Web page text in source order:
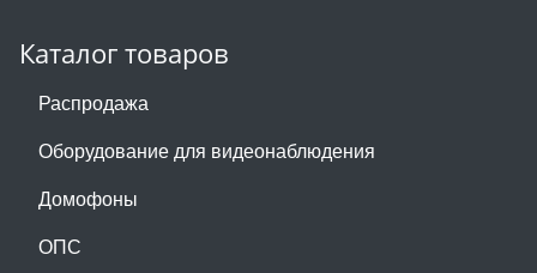
Каталог товаров
Распродажа
Оборудование для видеонаблюдения
Домофоны
ОПС